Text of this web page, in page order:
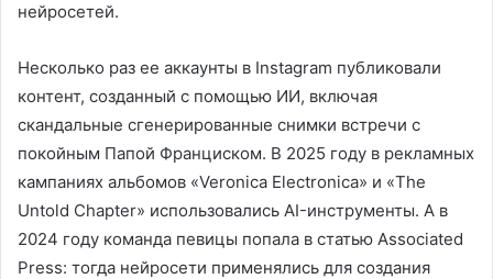
нейросетей.
Несколько раз ее аккаунты в Instagram публиковали
контент, созданный с помощью ИИ, включая
скандальные сгенерированные снимки встречи с
покойным Папой Франциском. В 2025 году в рекламных
кампаниях альбомов «Veronica Electronica» и «The
Untold Chapter» использовались AI-инструменты. А в
2024 году команда певицы попала в статью Associated
Press: тогда нейросети применялись для создания